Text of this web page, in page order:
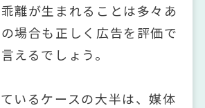
離が生まれることは多々あ
場合も正しく広告を評価で
えるでしょう。
いるケースの大半は、媒体